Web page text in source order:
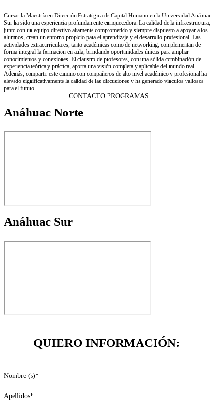
Cursar la Maestría en Dirección Estratégica de Capital Humano en la Universidad Anáhuac
Sur ha sido una experiencia profundamente enriquecedora. La calidad de la infraestructura,
junto con un equipo directivo altamente comprometido y siempre dispuesto a apoyar a los
alumnos, crean un entorno propicio para el aprendizaje y el desarrollo profesional. Las
actividades extracurriculares, tanto académicas como de networking, complementan de
forma integral la formación en aula, brindando oportunidades únicas para ampliar
conocimientos y conexiones. El claustro de profesores, con una sólida combinación de
experiencia teórica y práctica, aporta una visión completa y aplicable del mundo real.
Además, compartir este camino con compañeros de alto nivel académico y profesional ha
elevado significativamente la calidad de las discusiones y ha generado vínculos valiosos
para el futuro
CONTACTO PROGRAMAS
Anáhuac Norte
Anáhuac Sur
QUIERO INFORMACIÓN:
Nombre (s)*
Apellidos*